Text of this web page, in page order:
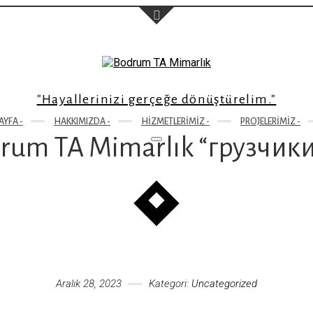
Sol taraftaki form'u
size geri dönüş
"Hayallerinizi gerçeğe dönüştürelim."
- HAKKIMIZDA - HIZMETLERIMIZ - PROJELERIMIZ -
TA Mimarlık
Aralık 28, 2023 Kategori: Uncategorized